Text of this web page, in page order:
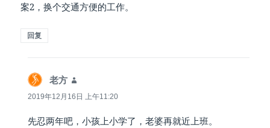
案2，换个交通方便的工作。
回复
老方
道：
2019年12月16日 上午11:20
先忍两年吧，小孩上小学了，老婆再就近上班。